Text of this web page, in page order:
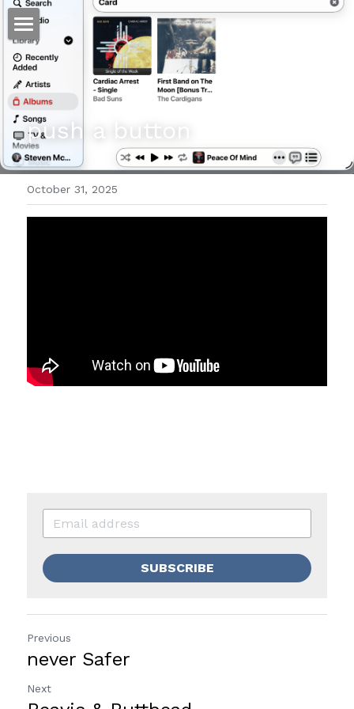
ホーム
仕事
運
文書館
写真
Amazon Kindle
push a button
October 31, 2025
SUBSCRIBE
Previous
never Safer
Next